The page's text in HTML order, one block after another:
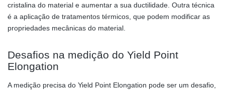
cristalina do material e aumentar a sua ductilidade. Outra técnica
é a aplicação de tratamentos térmicos, que podem modificar as
propriedades mecânicas do material.
Desafios na medição do Yield Point
Elongation
A medição precisa do Yield Point Elongation pode ser um desafio,